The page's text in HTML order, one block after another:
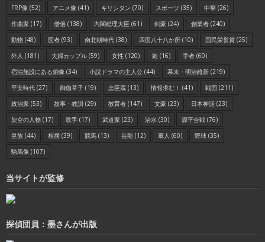
FRP像 (52) アニメ像 (41) キリシタン (70) スポーツ (35) 中華 (26)
作曲家 (17) 僧侶 (138) 内閣総理大臣 (61) 剣豪 (24) 創業者 (240)
動物 (48) 医者 (93) 南北朝時代 (38) 四国八十八か所 (10) 国民栄誉賞 (25)
外人 (181) 夫婦カップル (59) 女性 (120) 姫 (16) 学者 (60)
宿泊施設にある銅像 (34) 小説ドラマの主人公 (44) 幕末・明治維新 (219)
平安時代 (27) 御伽草子 (19) 忠臣蔵 (13) 情報求む！ (41) 戦国 (211)
政治家 (53) 故事・教訓 (29) 教育者 (147) 文豪 (23) 日本神話 (23)
架空の人物 (17) 歌手 (17) 武道家 (23) 治水 (30) 源平合戦 (76)
皇族 (44) 相撲 (39) 競馬 (13) 芸能 (12) 軍人 (60) 野球 (35)
騎馬像 (107)
当サイトが監修
探偵団員：墨さんが出版